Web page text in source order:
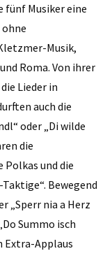
Musiker eine
Musik,
Roma. Von ihrer
Lieder in
auch die
oder „Di wilde
die
und die
Bewegend
„Sperr nia a Herz
Summo isch
Extra-Applaus